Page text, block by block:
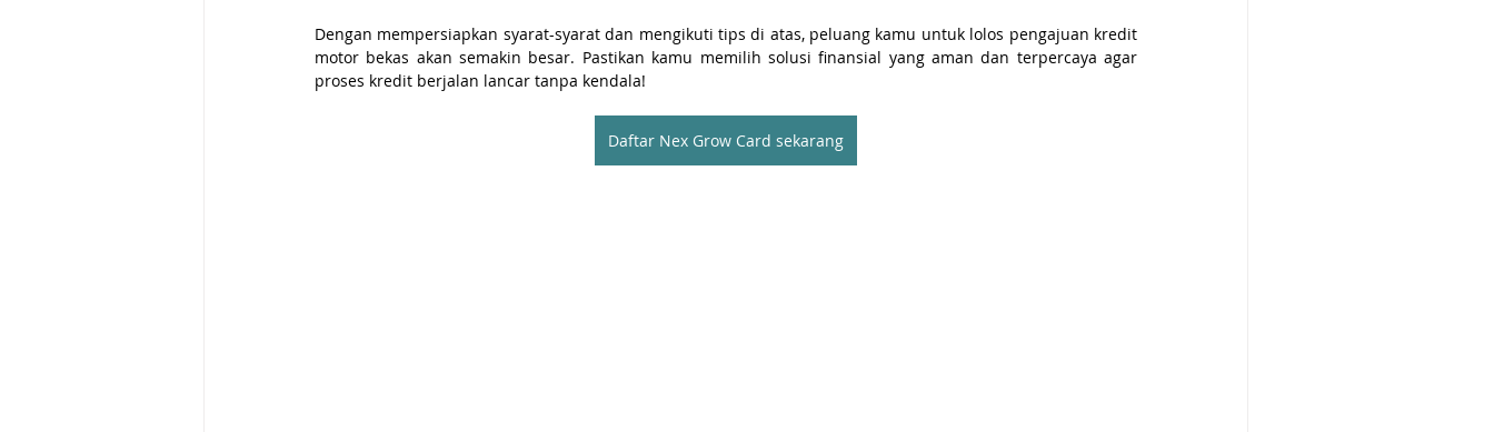
Dengan mempersiapkan syarat-syarat dan mengikuti tips di atas, peluang kamu untuk lolos pengajuan kredit
motor bekas akan semakin besar. Pastikan kamu memilih solusi finansial yang aman dan terpercaya agar
proses kredit berjalan lancar tanpa kendala!
Daftar Nex Grow Card sekarang